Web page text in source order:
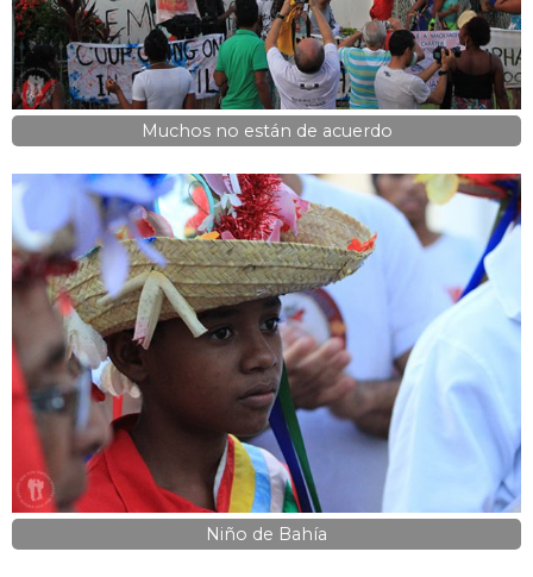
Muchos no están de acuerdo
Niño de Bahía